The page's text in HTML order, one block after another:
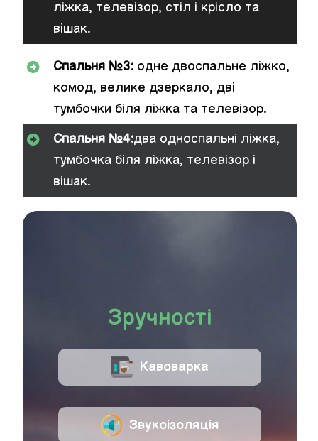
ліжка, телевізор, стіл і крісло та
вішак.
Спальня №3: одне двоспальне ліжко,
комод, велике дзеркало, дві
тумбочки біля ліжка та телевізор.
Спальня №4:два односпальні ліжка,
тумбочка біля ліжка, телевізор і
вішак.
Зручності
Кавоварка
Звукоізоляція